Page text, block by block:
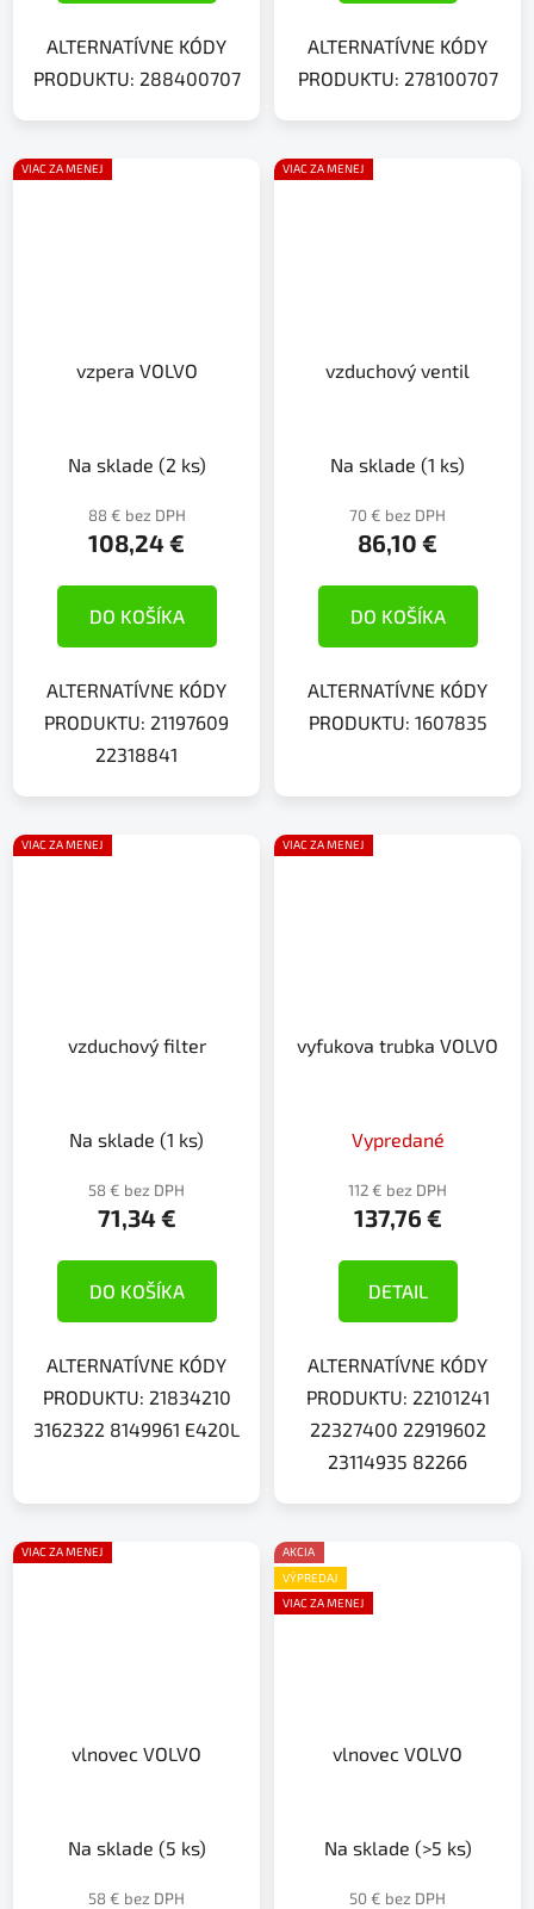
ALTERNATÍVNE KÓDY
PRODUKTU: 288400707
ALTERNATÍVNE KÓDY
PRODUKTU: 278100707
VIAC ZA MENEJ
vzpera VOLVO
Na sklade (2 ks)
88 € bez DPH
108,24 €
DO KOŠÍKA
ALTERNATÍVNE KÓDY
PRODUKTU: 21197609
22318841
VIAC ZA MENEJ
vzduchový ventil
Na sklade (1 ks)
70 € bez DPH
86,10 €
DO KOŠÍKA
ALTERNATÍVNE KÓDY
PRODUKTU: 1607835
VIAC ZA MENEJ
vzduchový filter
Na sklade (1 ks)
58 € bez DPH
71,34 €
DO KOŠÍKA
ALTERNATÍVNE KÓDY
PRODUKTU: 21834210
3162322 8149961 E420L
VIAC ZA MENEJ
vyfukova trubka VOLVO
Vypredané
112 € bez DPH
137,76 €
DETAIL
ALTERNATÍVNE KÓDY
PRODUKTU: 22101241
22327400 22919602
23114935 82266
VIAC ZA MENEJ
vlnovec VOLVO
Na sklade (5 ks)
58 € bez DPH
AKCIA
VÝPREDAJ
VIAC ZA MENEJ
vlnovec VOLVO
Na sklade (>5 ks)
50 € bez DPH